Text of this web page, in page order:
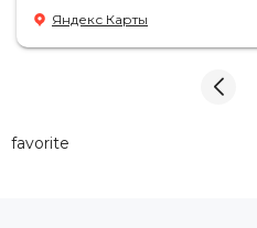
Яндекс Карты
favorite